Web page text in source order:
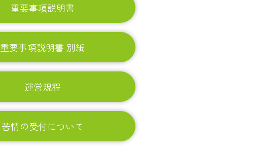
重要事項説明書
重要事項説明書 別紙
運営規程
苦情の受付について